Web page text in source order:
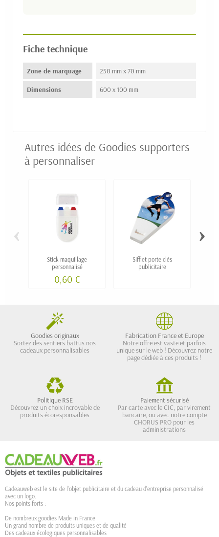
Fiche technique
Zone de marquage 250 mm x 70 mm
Dimensions 600 x 100 mm
Autres idées de Goodies supporters
à personnaliser
Stick maquillage
personnalisé
0,60 €
Sifflet porte clés
publicitaire
‹ ›
Goodies originaux
Sortez des sentiers battus nos
cadeaux personnalisables
Fabrication France et Europe
Notre offre est vaste et parfois
unique sur le web ! Découvrez notre
page dédiée à ces produits !
Politique RSE
Découvrez un choix incroyable de
produits écoresponsables
Paiement sécurisé
Par carte avec le CIC, par virement
bancaire, ou avec notre compte
CHORUS PRO pour les
administrations
Cadeauweb est le site de l'objet publicitaire et du cadeau d'entreprise personnalisé
avec un logo.
Nos points forts :
De nombreux goodies Made in France
Un grand nombre de produits uniques et de qualité
Des cadeaux écologiques personnalisables